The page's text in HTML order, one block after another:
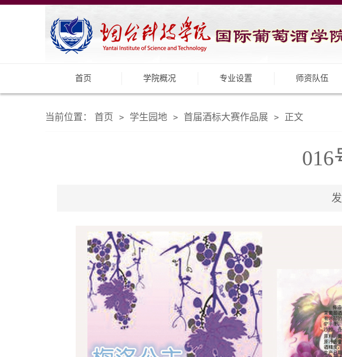
首页 学院概况 专业设置 师资队伍
当前位置： 首页 > 学生园地 > 首届酒标大赛作品展 > 正文
016